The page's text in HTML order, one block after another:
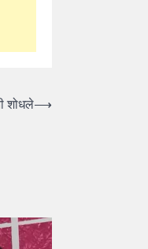
शोधले⟶